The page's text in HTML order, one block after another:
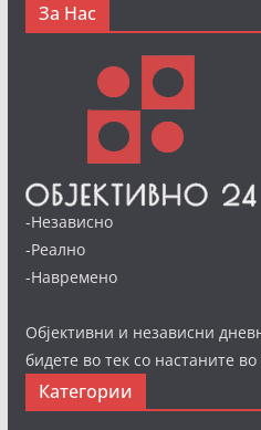
За Нас
-Независно
-Реално
-Навремено
Објективни и независни
бидете во тек со настаните
Категории